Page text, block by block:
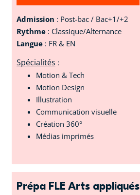
Admission : Post-bac / Bac+1/+2
Rythme : Classique/Alternance
Langue : FR & EN
Spécialités :
Motion & Tech
Motion Design
Illustration
Communication visuelle
Création 360°
Médias imprimés
Prépa FLE Arts appliqués